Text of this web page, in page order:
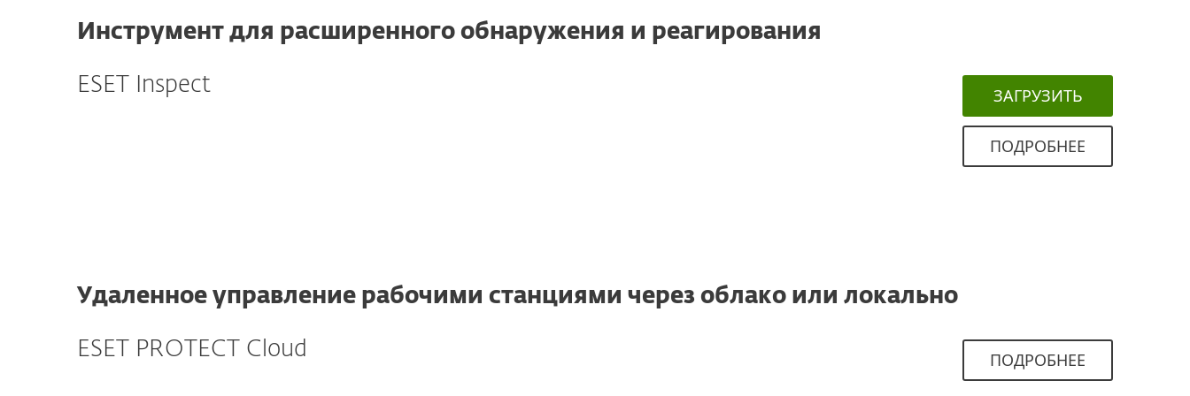
Инструмент для расширенного обнаружения и реагирования
ESET Inspect ЗАГРУЗИТЬ
ПОДРОБНЕЕ
Удаленное управление рабочими станциями через облако или локально
ESET PROTECT Cloud ПОДРОБНЕЕ